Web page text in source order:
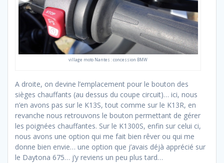
village moto Nantes : concession BMW
A droite, on devine l’emplacement pour le bouton des
sièges chauffants (au dessus du coupe circuit)… ici, nous
n’en avons pas sur le K13S, tout comme sur le K13R, en
revanche nous retrouvons le bouton permettant de gérer
les poignées chauffantes. Sur le K1300S, enfin sur celui ci,
nous avons une option qui me fait bien rêver ou qui me
donne bien envie… une option que j’avais déjà apprécié sur
le Daytona 675… j’y reviens un peu plus tard…